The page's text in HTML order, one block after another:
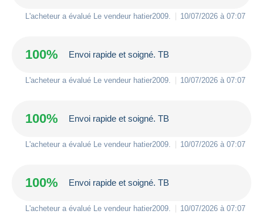
L'acheteur a évalué Le vendeur hatier2009 10/07/2026 à 07:07
100% Envoi rapide et soigné. TB
L'acheteur a évalué Le vendeur hatier2009 10/07/2026 à 07:07
100% Envoi rapide et soigné. TB
L'acheteur a évalué Le vendeur hatier2009 10/07/2026 à 07:07
100% Envoi rapide et soigné. TB
L'acheteur a évalué Le vendeur hatier2009 10/07/2026 à 07:07